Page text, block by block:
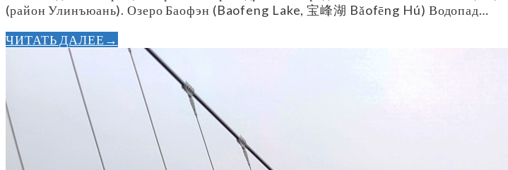
(район Улинъюань). Озеро Баофэн (Baofeng Lake, 宝峰湖 Bǎofēng Hú) Водопад…
ЧИТАТЬ ДАЛЕЕ →